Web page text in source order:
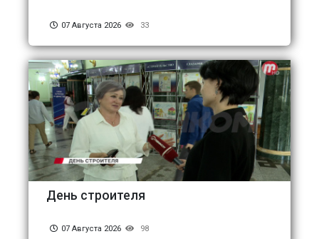
07 Августа 2026 33
День строителя
07 Августа 2026 98